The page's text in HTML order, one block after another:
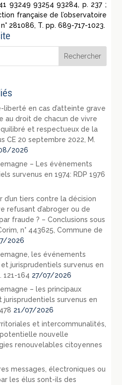
93249 93254 93284, p. 237 ;
française de l’observatoire
281086, T. pp. 689-717-1023.
en cas d’atteinte grave
au droit de chacun de vivre
et respectueux de la
CE 20 septembre 2022, M.
2026
– Les évènements
survenus en 1974: RDP 1976
tiers contre la décision
refusant d’abroger ou de
fraude ? – Conclusions sous
n° 443625, Commune de
2026
les événements
jurisprudentiels survenus en
121-164 27/07/2026
– les principaux
survenus en
21/07/2026
et intercommunalités,
nouvelle
renouvelables citoyennes
messages, électroniques ou
les élus sont-ils des